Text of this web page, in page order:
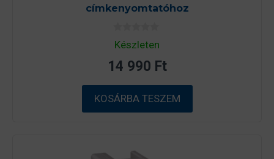
címkenyomtatóhoz
0
a
5
-
ő
l
Készleten
14 990 Ft
KOSÁRBA TESZEM